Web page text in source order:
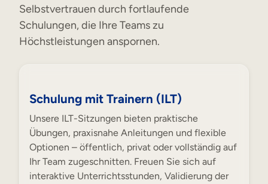
Selbstvertrauen durch fortlaufende
Schulungen, die Ihre Teams zu
Höchstleistungen anspornen.
Schulung mit Trainern (ILT)
Unsere ILT-Sitzungen bieten praktische
Übungen, praxisnahe Anleitungen und flexible
Optionen – öffentlich, privat oder vollständig auf
Ihr Team zugeschnitten. Freuen Sie sich auf
interaktive Unterrichtsstunden, Validierung der